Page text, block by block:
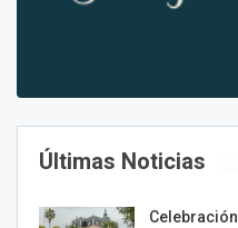
Últimas Noticias